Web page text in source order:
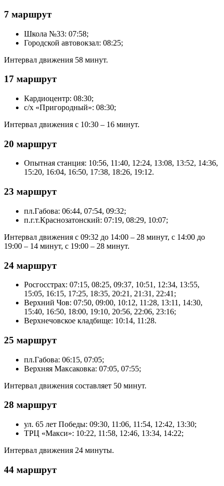
7 маршрут
Школа №33: 07:58;
Городской автовокзал: 08:25;
Интервал движения 58 минут.
17 маршрут
Кардиоцентр: 08:30;
с/х «Пригородный»: 08:30;
Интервал движения с 10:30 – 16 минут.
20 маршрут
Опытная станция: 10:56, 11:40, 12:24, 13:08, 13:52, 14:36,
15:20, 16:04, 16:50, 17:38, 18:26, 19:12.
23 маршрут
пл.Габова: 06:44, 07:54, 09:32;
п.г.т.Краснозатонский: 07:19, 08:29, 10:07;
Интервал движения с 09:32 до 14:00 – 28 минут, с 14:00 до
19:00 – 14 минут, с 19:00 – 28 минут.
24 маршрут
Росгосстрах: 07:15, 08:25, 09:37, 10:51, 12:34, 13:55,
15:05, 16:15, 17:25, 18:35, 20:21, 21:31, 22:41;
Верхний Чов: 07:50, 09:00, 10:12, 11:28, 13:11, 14:30,
15:40, 16:50, 18:00, 19:10, 20:56, 22:06, 23:16;
Верхнечовское кладбище: 10:14, 11:28.
25 маршрут
пл.Габова: 06:15, 07:05;
Верхняя Максаковка: 07:05, 07:55;
Интервал движения составляет 50 минут.
28 маршрут
ул. 65 лет Победы: 09:30, 11:06, 11:54, 12:42, 13:30;
ТРЦ «Макси»: 10:22, 11:58, 12:46, 13:34, 14:22;
Интервал движения 24 минуты.
44 маршрут